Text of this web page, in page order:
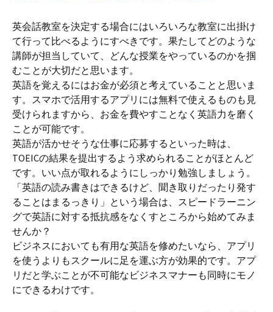
英会話教室を決定する場合にはいろいろな教室に出掛け
て行って比べるようにすべきです。果たしてどのような
講師が担当していて、どんな授業をやっているのかを掴
むことが大切だと思います。
英語を覚えるにはお金が必須と考えていることと思いま
す。スマホで活用するアプリには無料で使えるものも見
受けられますから、お金を費やすことなく英語力を磨く
ことが可能です。
英語が活かせそうな仕事に応募するといった時は、
TOEICの結果を提出するよう求められることがほとんど
です。いい点が取れるようにしっかり勉強しましょう。
「英語の読み書きはできるけど、聞き取りだったり発す
ることはまるっきり」という場合は、スピードラーニン
グで英語に対する抵抗感をなくすところから始めてみま
せんか？
ビジネスにおいても有用な英語を修めたいなら、アプリ
を使うよりもスクールに足を運ぶ方が効果的です。アプ
リだと学ぶことが不可能なビジネスマナーも同時にモノ
にできるわけです。